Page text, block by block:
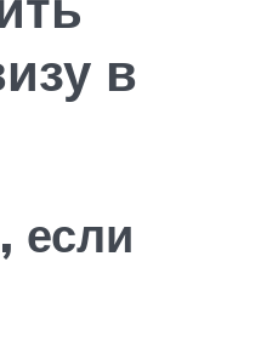
в
если